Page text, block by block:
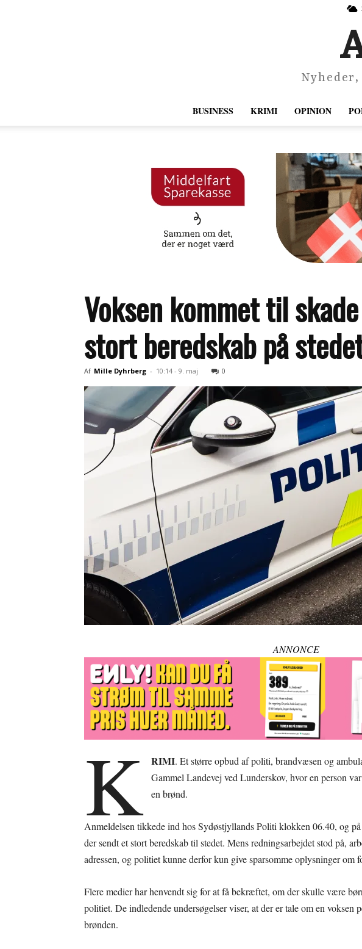
BUSINESS KRIMI OPINION
Voksen kommet til
stort beredskab på
Af Mille Dyhrberg - 10:14 - 9. maj 0
ANNONCE
K RIMI. Et større opbud af politi, brandvæsen og
Gammel Landevej ved Lunderskov, hvor en person
en brønd.
Anmeldelsen tikkede ind hos Sydøstjyllands Politi klokken 06.40, og
der sendt et stort beredskab til stedet. Mens redningsarbejdet stod på,
adressen, og politiet kunne derfor kun give sparsomme oplysninger om
Flere medier har henvendt sig for at få bekræftet, om der skulle være
politiet. De indledende undersøgelser viser, at der er tale om en voksen
brønden.